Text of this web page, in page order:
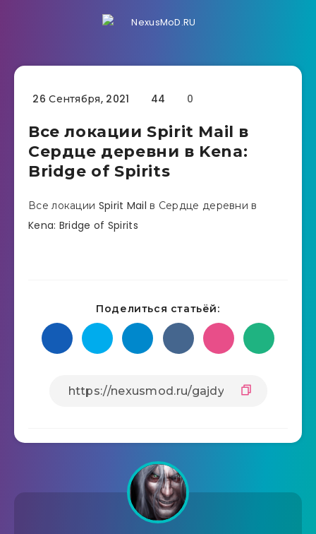
26 Сентября, 2021 44 0
Все локации Spirit Mail в
Сердце деревни в Kena:
Bridge of Spirits
Все локации Spirit Mail в Сердце деревни в
Kena: Bridge of Spirits
Поделиться статьёй: